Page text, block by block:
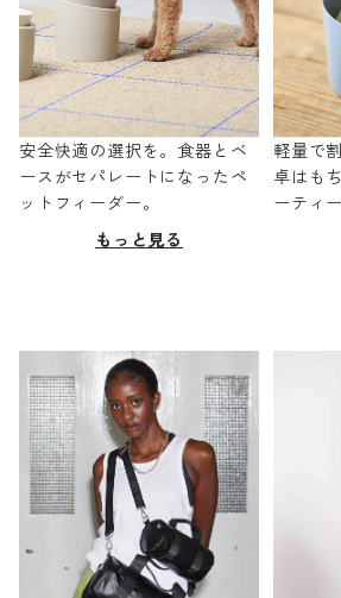
安全快適の選択を。食器とベ
ースがセパレートになったペ
ットフィーダー。
もっと見る
軽量で
卓はも
ーティ